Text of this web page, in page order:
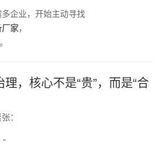
企业，开始主动寻找
厂家，
，核心不是“贵”，而是“合
：
”